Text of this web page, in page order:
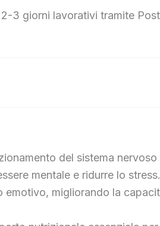
3 giorni lavorativi tramite
del sistema
mentale e ridurre lo
emotivo, migliorando la